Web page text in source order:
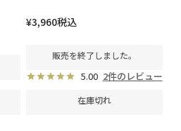
¥3,960税込
販売を終了しました。
5.00 2件のレビュー
在庫切れ